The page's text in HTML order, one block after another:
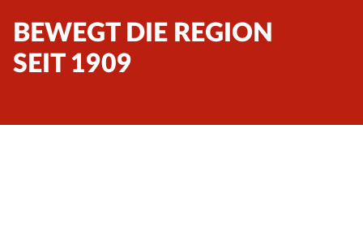
BEWEGT DIE REGION
SEIT 1909